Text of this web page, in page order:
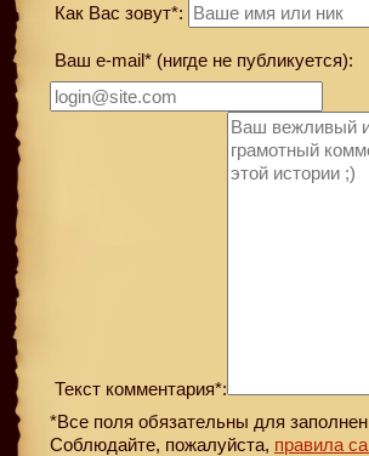
Как Вас зовут*:
Ваш e-mail* (нигде не публикуется):
Текст комментария*:
*Все поля обязательны для
Соблюдайте, пожалуйста, правила